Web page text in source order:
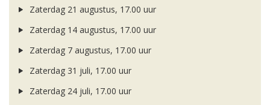
Zaterdag 21 augustus, 17.00 uur
Zaterdag 14 augustus, 17.00 uur
Zaterdag 7 augustus, 17.00 uur
Zaterdag 31 juli, 17.00 uur
Zaterdag 24 juli, 17.00 uur